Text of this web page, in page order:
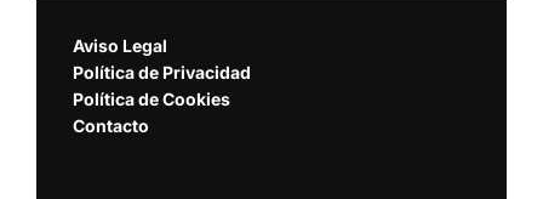
Aviso Legal
Política de Privacidad
Política de Cookies
Contacto